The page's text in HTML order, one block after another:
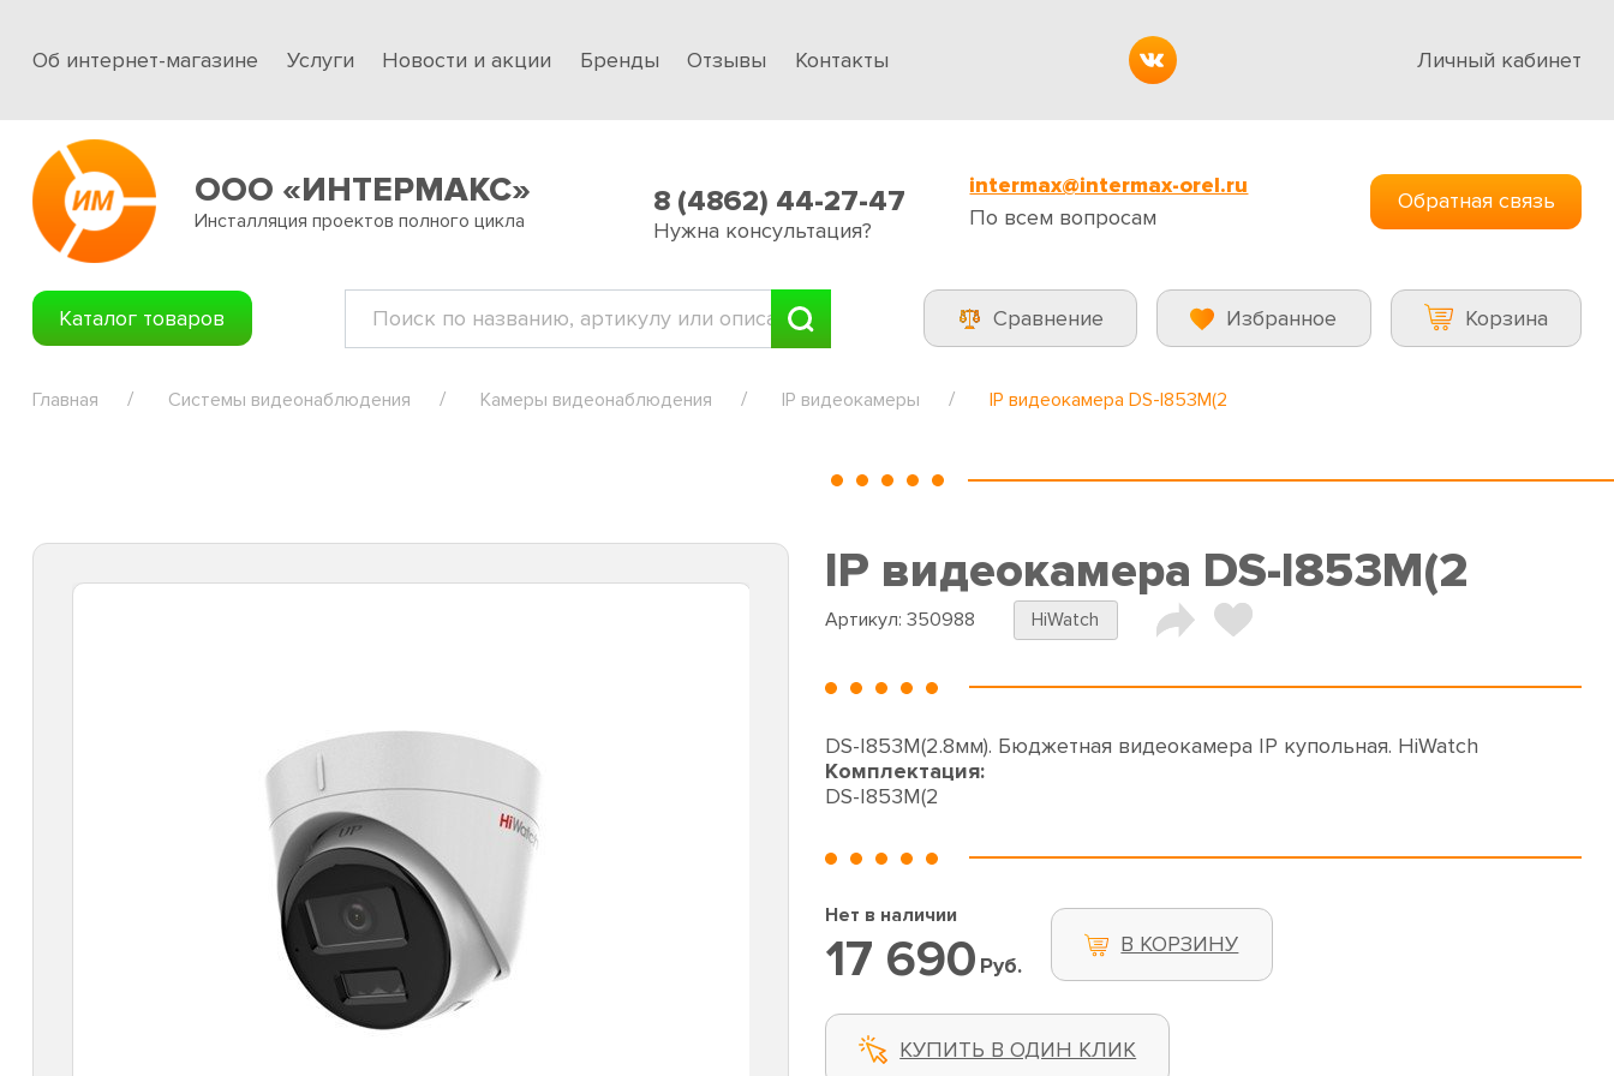
Об интернет-магазине Услуги Новости и акции Бренды Отзывы Контакты Личный кабинет
ООО «ИНТЕРМАКС»
Инсталляция проектов полного цикла
8 (4862) 44-27-47
Нужна консультация?
intermax@intermax-orel.ru
По всем вопросам
Обратная связь
Каталог товаров Сравнение Избранное Корзина
Главная Системы видеонаблюдения Камеры видеонаблюдения IP видеокамеры IP видеокамера DS-I853M(2
IP видеокамера DS-I853M(2
Артикул: 350988 HiWatch
DS-I853M(2.8мм). Бюджетная видеокамера IP купольная. HiWatch
Комплектация:
DS-I853M(2
Нет в наличии
17 690 Руб.
В КОРЗИНУ
КУПИТЬ В ОДИН КЛИК